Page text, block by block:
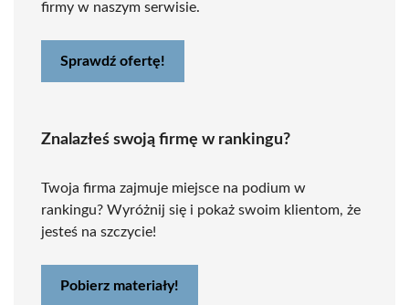
firmy w naszym serwisie.
Sprawdź ofertę!
Znalazłeś swoją firmę w rankingu?
Twoja firma zajmuje miejsce na podium w
rankingu? Wyróżnij się i pokaż swoim klientom, że
jesteś na szczycie!
Pobierz materiały!